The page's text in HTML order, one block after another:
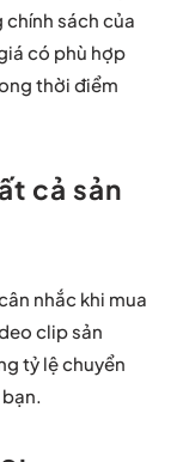
chính sách của
có phù hợp
thời điểm
cả sản
nhắc khi mua
clip sản
tỷ lệ chuyển